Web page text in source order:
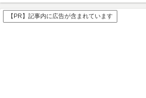
【PR】記事内に広告が含まれています